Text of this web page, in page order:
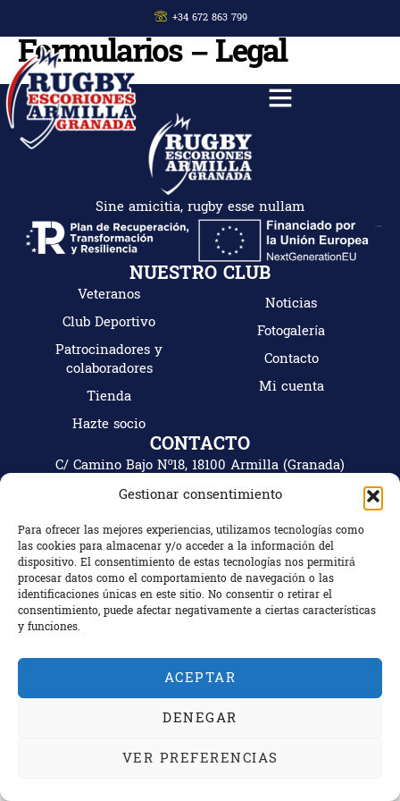
Gestionar consentimiento
Para ofrecer las mejores experiencias, utilizamos tecnologías como
las cookies para almacenar y/o acceder a la información del
dispositivo. El consentimiento de estas tecnologías nos permitirá
procesar datos como el comportamiento de navegación o las
identificaciones únicas en este sitio. No consentir o retirar el
consentimiento, puede afectar negativamente a ciertas características
y funciones.
ACEPTAR
DENEGAR
VER PREFERENCIAS
+34 672 863 799
Formularios – Legal
Sine amicitia, rugby esse nullam
NUESTRO CLUB
Veteranos
Club Deportivo
Patrocinadores y
colaboradores
Tienda
Hazte socio
Noticias
Fotogalería
Contacto
Mi cuenta
CONTACTO
C/ Camino Bajo Nº18, 18100 Armilla (Granada)
Granada, España
Copyright © 2024 Rugby Escoriones Granada.
Web diseñada y desarrollada por
E-commerce